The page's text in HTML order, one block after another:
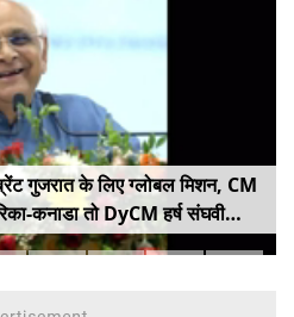
गुजरात के लिए ग्लोबल मिशन, CM
कनाडा तो DyCM हर्ष संघवी
जापान-यूरोप का मोर्चा